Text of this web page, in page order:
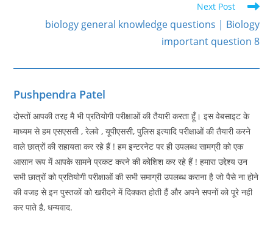
Next Post
biology general knowledge questions | Biology
important question 8
Pushpendra Patel
दोस्तों आपकी तरह मै भी प्रतियोगी परीक्षाओं की तैयारी करता हूँ। इस वेबसाइट के
माध्यम से हम एसएससी , रेलवे , यूपीएससी, पुलिस इत्यादि परीक्षाओं की तैयारी करने
वाले छात्रों की सहायता कर रहे हैं ! हम इन्टरनेट पर ही उपलब्ध सामग्री को एक
आसान रूप में आपके सामने प्रकट करने की कोशिश कर रहे हैं ! हमारा उद्देश्य उन
सभी छात्रों को प्रतियोगी परीक्षाओं की सभी समाग्री उपलब्ध कराना है जो पैसे ना होने
की वजह से इन पुस्तकों को खरीदने में दिक्कत होती हैं और अपने सपनों को पूरे नही
कर पाते है, धन्यवाद.